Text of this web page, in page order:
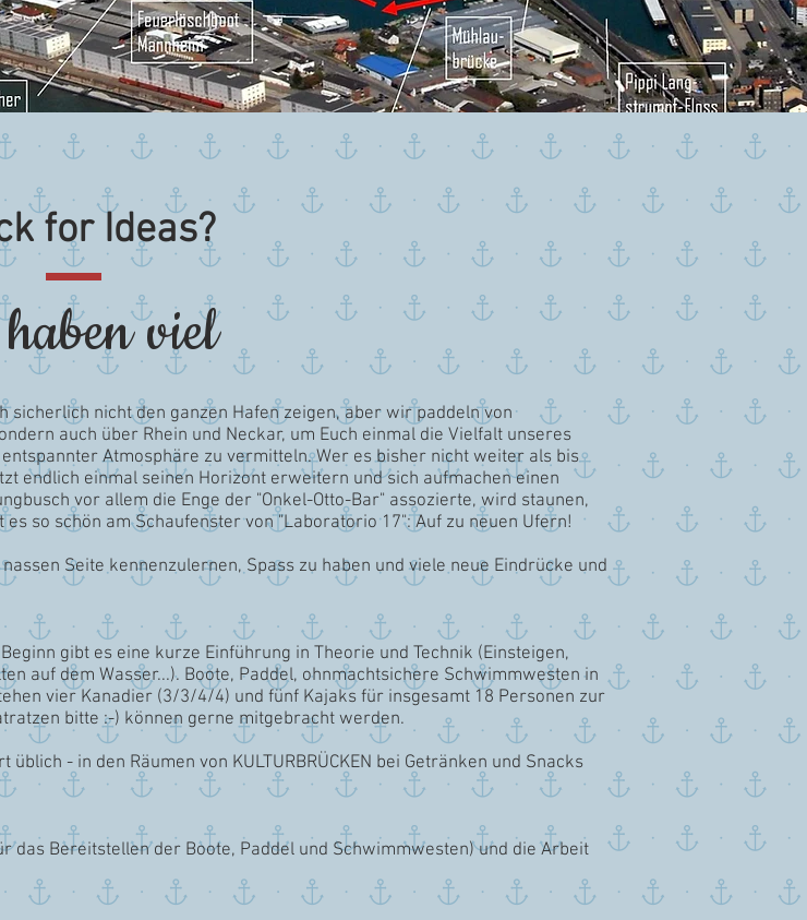
for Ideas?
viel
nicht den ganzen Hafen zeigen, aber wir paddeln von
auch über Rhein und Neckar, um Euch einmal die Vielfalt unseres
Atmosphäre zu vermitteln. Wer es bisher nicht weiter als bis
endlich einmal seinen Horizont erweitern und sich aufmachen einen
vor allem die Enge der "Onkel-Otto-Bar" assozierte, wird staunen,
so schön am Schaufenster von "Laboratorio 17": Auf zu neuen Ufern!
Seite kennenzulernen, Spass zu haben und viele neue Eindrücke und
gibt es eine kurze Einführung in Theorie und Technik (Einsteigen,
auf dem Wasser...). Boote, Paddel, ohnmachtsichere Schwimmwesten in
vier Kanadier (3/3/4/4) und fünf Kajaks für insgesamt 18 Personen zur
bitte :-) können gerne mitgebracht werden.
- in den Räumen von KULTURBRÜCKEN bei Getränken und Snacks
das Bereitstellen der Boote, Paddel und Schwimmwesten) und die Arbeit